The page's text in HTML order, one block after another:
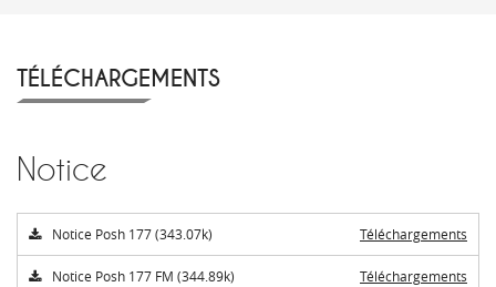
TÉLÉCHARGEMENTS
Notice
Notice Posh 177 (343.07k) Téléchargements
Notice Posh 177 FM (344.89k) Téléchargements